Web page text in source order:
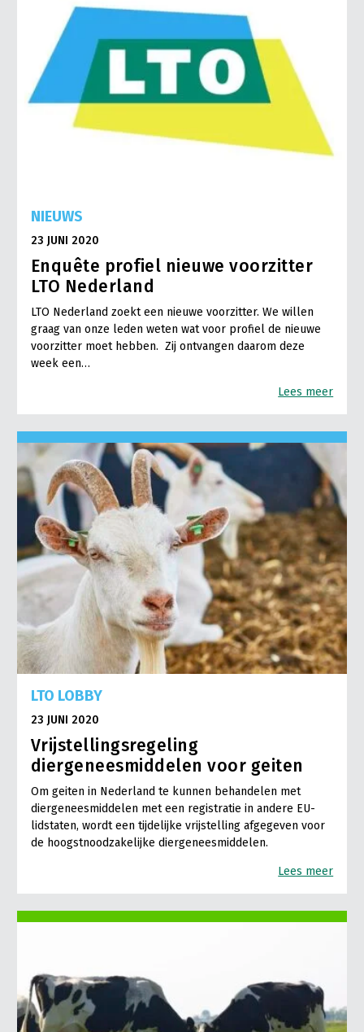
NIEUWS
23 JUNI 2020
Enquête profiel nieuwe voorzitter
LTO Nederland
LTO Nederland zoekt een nieuwe voorzitter. We willen
graag van onze leden weten wat voor profiel de nieuwe
voorzitter moet hebben. Zij ontvangen daarom deze
week een…
Lees meer
LTO LOBBY
23 JUNI 2020
Vrijstellingsregeling
diergeneesmiddelen voor geiten
Om geiten in Nederland te kunnen behandelen met
diergeneesmiddelen met een registratie in andere EU-
lidstaten, wordt een tijdelijke vrijstelling afgegeven voor
de hoogstnoodzakelijke diergeneesmiddelen.
Lees meer